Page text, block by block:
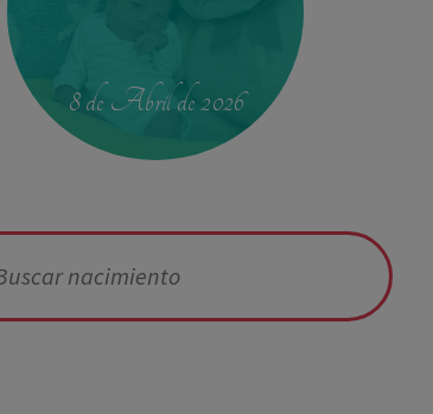
8 de Abril de 2026